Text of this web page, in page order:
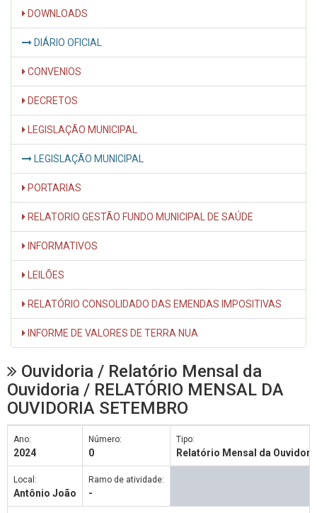
DOWNLOADS
DIÁRIO OFICIAL
CONVENIOS
DECRETOS
LEGISLAÇÃO MUNICIPAL
LEGISLAÇÃO MUNICIPAL
PORTARIAS
RELATORIO GESTÃO FUNDO MUNICIPAL DE SAÚDE
INFORMATIVOS
LEILÕES
RELATÓRIO CONSOLIDADO DAS EMENDAS IMPOSITIVAS
INFORME DE VALORES DE TERRA NUA
Ouvidoria / Relatório Mensal da
Ouvidoria / RELATÓRIO MENSAL DA
OUVIDORIA SETEMBRO
Ano:
2024
Número:
0
Tipo:
Relatório Mensal da
Local:
Antônio João
Ramo de atividade:
-